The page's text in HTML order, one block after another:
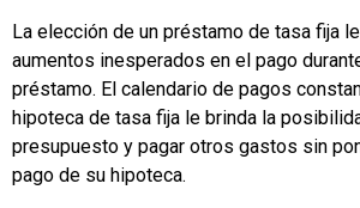
La elección de un préstamo de tasa fija
aumentos inesperados en el pago
préstamo. El calendario de pagos
hipoteca de tasa fija le brinda la
presupuesto y pagar otros gastos sin
pago de su hipoteca.